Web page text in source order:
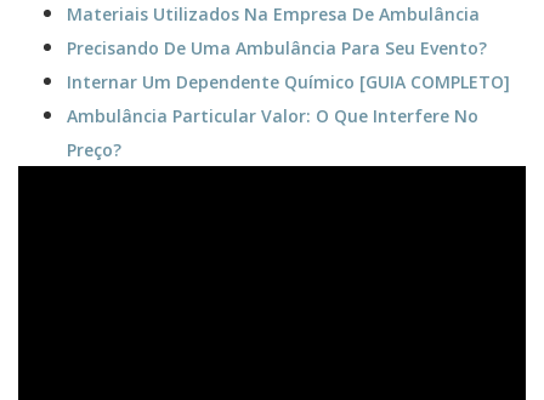
Materiais Utilizados Na Empresa De Ambulância
Precisando De Uma Ambulância Para Seu Evento?
Internar Um Dependente Químico [GUIA COMPLETO]
Ambulância Particular Valor: O Que Interfere No
Preço?